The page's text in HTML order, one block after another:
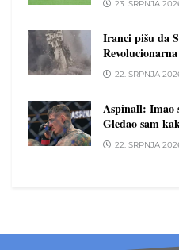
23. SRPNJA
Iranci pišu da
22. SRPNJA
Aspinall: Imao
Gledao sam
22. SRPNJA